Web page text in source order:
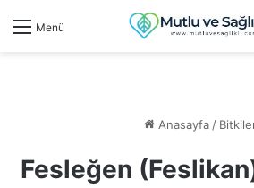
Menü
Anasayfa/
Fesleğen